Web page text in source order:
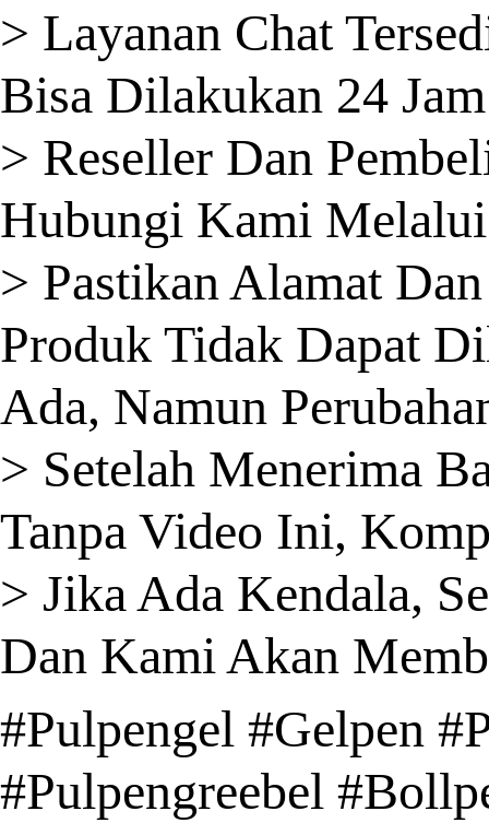
> Layanan Chat
Bisa Dilakukan 24
> Reseller Dan
Hubungi Kami
> Pastikan Alamat
Produk Tidak Dapat
Ada, Namun
> Setelah Menerima
Tanpa Video Ini,
> Jika Ada Kendala,
Dan Kami Akan
#Pulpengel #Gelpen
#Pulpengreebel